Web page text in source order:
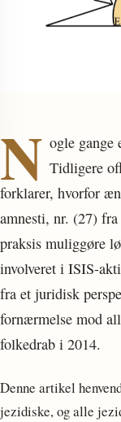
N ogle gange
Tidligere
forklarer, hvorfor
amnesti, nr. (27)
praksis muliggøre
involveret i ISIS-
fra et juridisk
fornærmelse mod
folkedrab i 2014.
Denne artikel
jezidiske, og alle